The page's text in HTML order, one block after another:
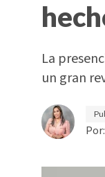
La
un gran
Por: